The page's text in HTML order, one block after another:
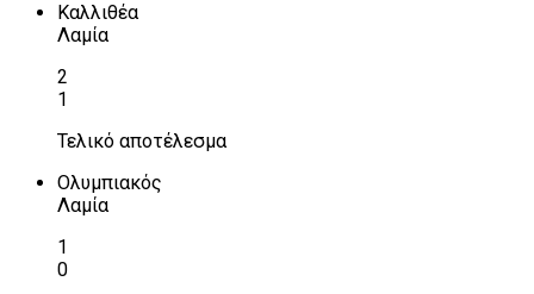
Καλλιθέα
Λαμία
2
1
Τελικό αποτέλεσμα
Ολυμπιακός
Λαμία
1
0